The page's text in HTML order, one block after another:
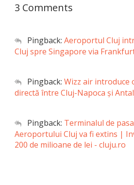
3 Comments
Pingback: Aeroportul Cluj
Cluj spre Singapore via
Pingback: Wizz air introduce
directă între Cluj-Napoca şi
Pingback: Terminalul de
Aeroportului Cluj va fi extins |
200 de milioane de lei - cluju.ro